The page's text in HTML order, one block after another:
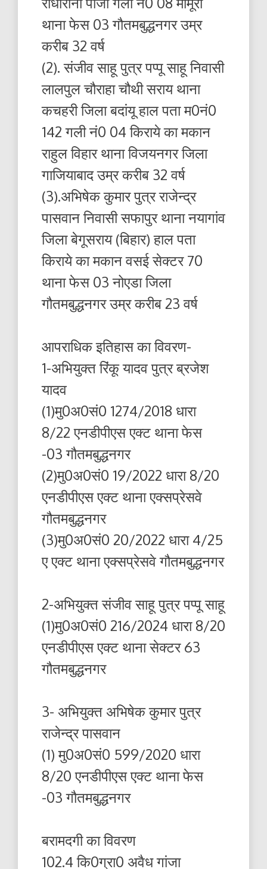
थाना फेस 03 गौतमबुद्धनगर उम्र
करीब 32 वर्ष
(2). संजीव साहू पुत्र पप्पू साहू निवासी
लालपुल चौराहा चौथी सराय थाना
कचहरी जिला बदांयू हाल पता म0नं0
142 गली नं0 04 किराये का मकान
राहुल विहार थाना विजयनगर जिला
गाजियाबाद उम्र करीब 32 वर्ष
(3).अभिषेक कुमार पुत्र राजेन्द्र
पासवान निवासी सफापुर थाना नयागांव
जिला बेगूसराय (बिहार) हाल पता
किराये का मकान वसई सेक्टर 70
थाना फेस 03 नोएडा जिला
गौतमबुद्धनगर उम्र करीब 23 वर्ष
आपराधिक इतिहास का विवरण-
1-अभियुक्त रिंकू यादव पुत्र ब्रजेश
यादव
(1)मु0अ0सं0 1274/2018 धारा
8/22 एनडीपीएस एक्ट थाना फेस
-03 गौतमबुद्धनगर
(2)मु0अ0सं0 19/2022 धारा 8/20
एनडीपीएस एक्ट थाना एक्सप्रेसवे
गौतमबुद्धनगर
(3)मु0अ0सं0 20/2022 धारा 4/25
ए एक्ट थाना एक्सप्रेसवे गौतमबुद्धनगर
2-अभियुक्त संजीव साहू पुत्र पप्पू साहू
(1)मु0अ0सं0 216/2024 धारा 8/20
एनडीपीएस एक्ट थाना सेक्टर 63
गौतमबुद्धनगर
3- अभियुक्त अभिषेक कुमार पुत्र
राजेन्द्र पासवान
(1) मु0अ0सं0 599/2020 धारा
8/20 एनडीपीएस एक्ट थाना फेस
-03 गौतमबुद्धनगर
बरामदगी का विवरण
102.4 कि0ग्रा0 अवैध गांजा